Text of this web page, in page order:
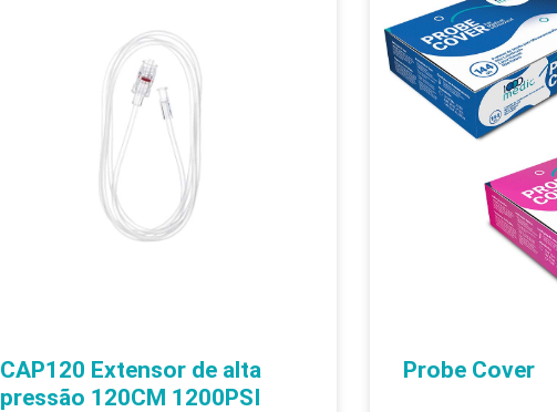
CAP120 Extensor de alta
pressão 120CM 1200PSI
Probe Cover